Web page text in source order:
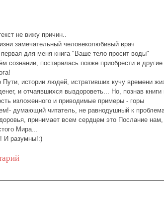
не вижу причин..
замечательный человеколюбивый врач
для меня книга "Ваше тело просит воды"
сознании, постаралась позже приобрести и другие
Пути, истории людей, истративших кучу времени
и отчаявшихся выздороветь... Но, познав книги
изложенного и приводимые примеры - горы
думающий читатель, не равнодушный к
принимает всем сердцем это Послание нам,
Мира...
И разумны!:)